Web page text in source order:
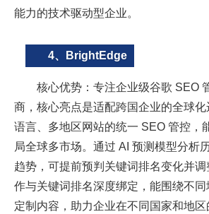
能力的技术驱动型企业。
4、BrightEdge
核心优势：专注企业级谷歌 SEO
商，核心亮点是适配跨国企业的全球
语言、多地区网站的统一 SEO 管控，
局全球多市场。通过 AI 预测模型分析
趋势，可提前预判关键词排名变化并调
作与关键词排名深度绑定，能围绕不
定制内容，助力企业在不同国家和地